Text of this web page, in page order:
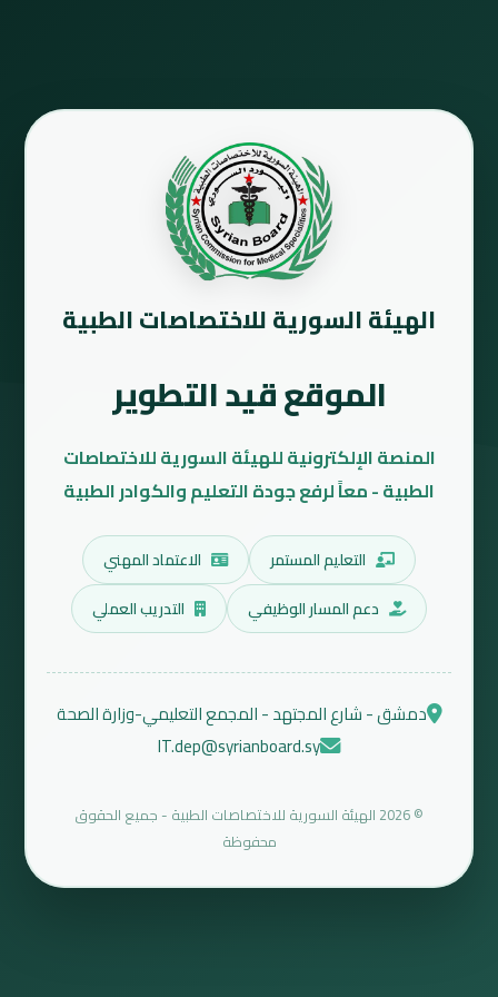
الهيئة السورية للاختصاصات الطبية
الموقع قيد التطوير
المنصة الإلكترونية للهيئة السورية للاختصاصات
الطبية - معاً لرفع جودة التعليم والكوادر الطبية
التعليم المستمر
الاعتماد المهني
دعم المسار الوظيفي
التدريب العملي
دمشق - شارع المجتهد - المجمع التعليمي-وزارة الصحة
IT.dep@syrianboard.sy
© 2026 الهيئة السورية للاختصاصات الطبية - جميع الحقوق
محفوظة